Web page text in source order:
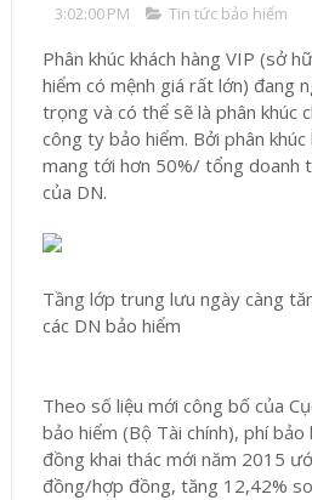
3:02:00 PM Tin tức bảo hiểm
Phân khúc khách hàng VIP (sở
hiểm có mệnh giá rất lớn) đang
trọng và có thể sẽ là phân khúc
công ty bảo hiểm. Bởi phân
mang tới hơn 50%/ tổng doanh
của DN.
Tầng lớp trung lưu ngày càng
các DN bảo hiểm
Theo số liệu mới công bố của
bảo hiểm (Bộ Tài chính), phí bảo
đồng khai thác mới năm 2015
đồng/hợp đồng, tăng 12,42%